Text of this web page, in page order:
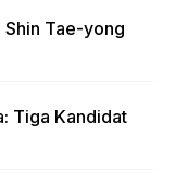
Shin Tae-yong
Tiga Kandidat